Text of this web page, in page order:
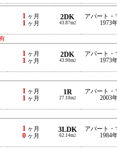
1 ヶ月
1 ヶ月
2DK
43.87m2
アパート・
1973
1 ヶ月
1 ヶ月
2DK
43.90m2
アパート・
1973
1 ヶ月
1 ヶ月
1R
27.10m2
アパート・
2003
1 ヶ月
0ヶ月
3LDK
62.14m2
アパート・
1984